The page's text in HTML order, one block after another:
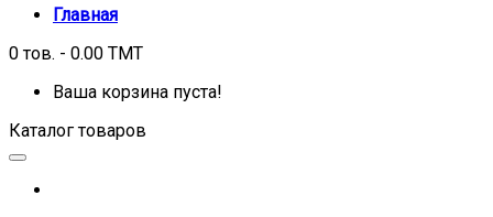
Главная
0 тов. - 0.00 TMT
Ваша корзина пуста!
Каталог товаров